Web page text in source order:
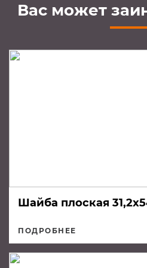
Вас может
Шайба плоская
ПОДРОБНЕЕ